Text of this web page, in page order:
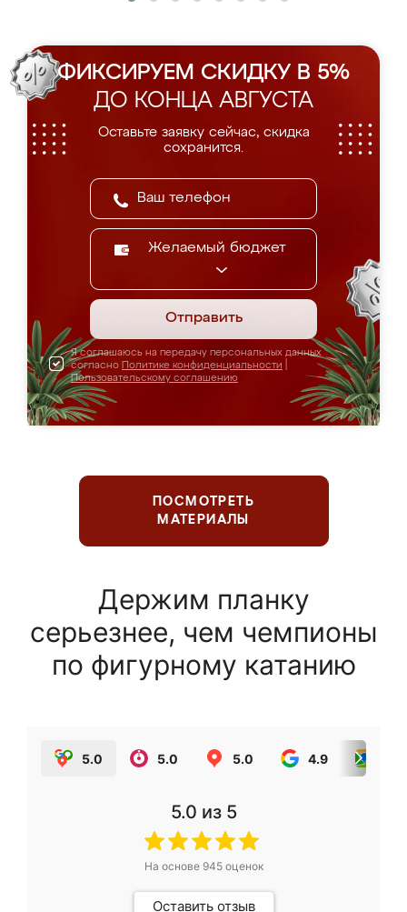
ФИКСИРУЕМ СКИДКУ В 5%
ДО КОНЦА АВГУСТА
Оставьте заявку сейчас, скидка
сохранится.
Желаемый бюджет
Отправить
Я соглашаюсь на передачу персональных данных
согласно Политике конфиденциальности
Пользовательскому соглашению
ПОСМОТРЕТЬ
МАТЕРИАЛЫ
Держим планку
серьезнее, чем чемпионы
по фигурному катанию
5.0 5.0 5.0 4.9
5.0 из 5
На основе 945оценок
Оставить отзыв